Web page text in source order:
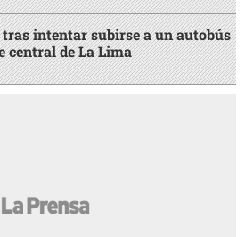
intentar subirse a un autobús
central de La Lima